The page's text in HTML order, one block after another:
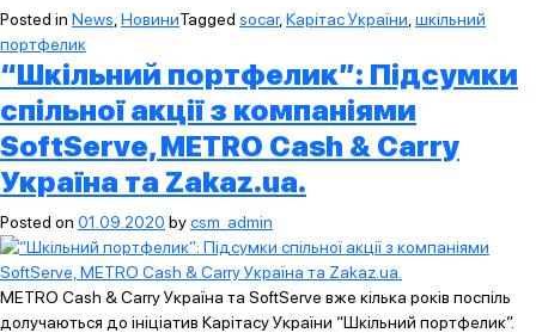
Posted in News НовиниTagged socar, Карітас України шкільний
портфелик
“Шкільний портфелик”: Підсумки
спільної акції з компаніями
SoftServe, METRO Cash & Carry
Україна та Zakaz.ua.
Posted on 01.09.2020 bycsm_admin
METRO Cash & Carry Україна та SoftServe вже кілька років поспіль
долучаються до ініціатив Карітасу України “Шкільний портфелик”.